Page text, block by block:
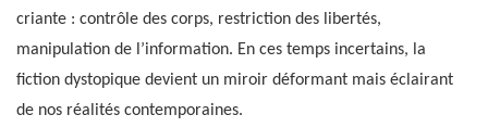
criante : contrôle des corps, restriction des libertés,
manipulation de l’information. En ces temps incertains, la
fiction dystopique devient un miroir déformant mais éclairant
de nos réalités contemporaines.